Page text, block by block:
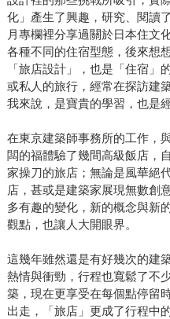
化」產生了興趣，研究、閱讀
月專欄裡分享過關於日本住文
各種不同的住宿型態，後來想
「旅店設計」，也是「住宿」
或私人的旅行，經常在探訪建
我來說，是寶貴的學習，也是
在東京建築師事務所的工作，
闆的福體驗了幾間高級飯店，
家操刀的旅店；無論是風華絕
店，甚或是建築家展現無數創
多有趣的變化，新的概念與新
觀點，也讓人大開眼界。
這幾年雖然還是有好幾次的建
熱情與衝勁，行程也寬鬆了不
築，現在更享受在每個點停留
出走，「旅店」更成了行程中